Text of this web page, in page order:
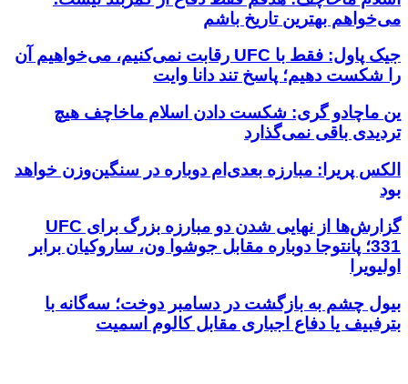
می‌خواهم بهترین تاریخ باشم
جیک پاول: فقط با UFC رقابت نمی‌کنیم، می‌خواهیم آن
را شکست دهیم؛ پاسخ تند دانا وایت
ین ماچادو گری: شکست دادن اسلام ماخاچف هیچ
تردیدی باقی نمی‌گذارد
الکس پریرا: مبارزه بعدی‌ام دوباره در سنگین‌وزن خواهد
بود
گزارش‌ها از نهایی شدن دو مبارزه بزرگ برای UFC
331؛ پانتوجا دوباره مقابل جوشوا ون، ساروکیان برابر
اولیویرا
بیول چشم به بازگشت در دسامبر دوخت؛ سه‌گانه با
بترفبیف یا دفاع اجباری مقابل کالوم اسمیت